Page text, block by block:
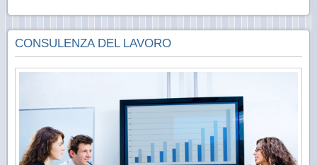
CONSULENZA DEL LAVORO